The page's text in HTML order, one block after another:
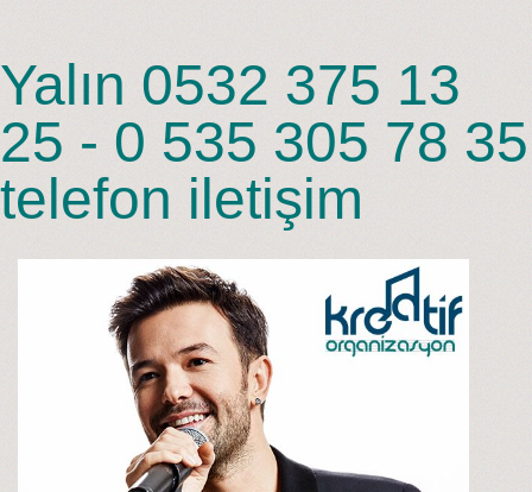
Yalın 0532 375 13
25 - 0 535 305 78 35
telefon iletişim